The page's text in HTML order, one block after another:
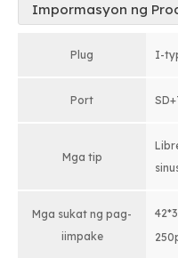
Impormasyon ng
Plug I-
Port
Mga tip
Mga sukat ng pag-
iimpake